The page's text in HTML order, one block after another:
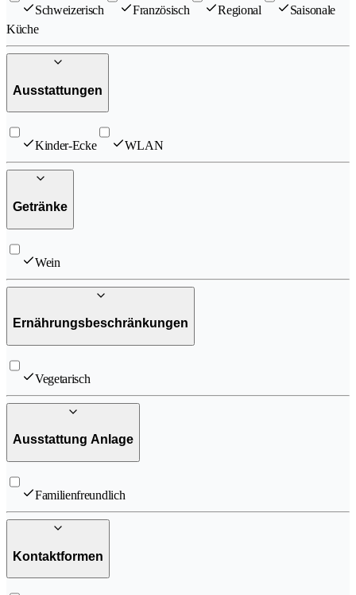
Schweizerisch Französisch Regional
Saisonale
Küche
Ausstattungen
Kinder-Ecke WLAN
Getränke
Wein
Ernährungsbeschränkungen
Vegetarisch
Ausstattung Anlage
Familienfreundlich
Kontaktformen